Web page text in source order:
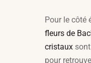
Pour le côté
fleurs de
cristaux
pour